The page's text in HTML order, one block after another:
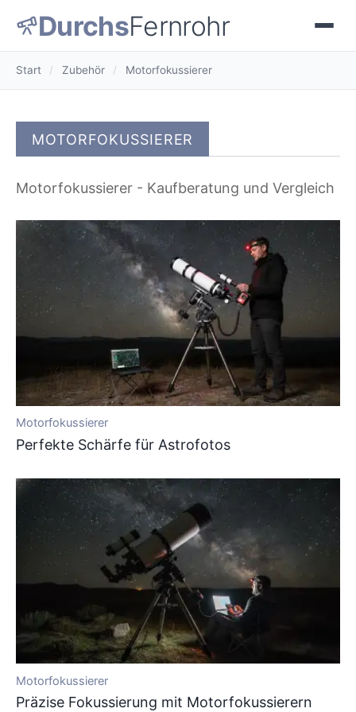
DurchsFernrohr
Start / Zubehör / Motorfokussierer
MOTORFOKUSSIERER
Motorfokussierer - Kaufberatung und Vergleich
Motorfokussierer
Perfekte Schärfe für Astrofotos
Motorfokussierer
Präzise Fokussierung mit Motorfokussierern